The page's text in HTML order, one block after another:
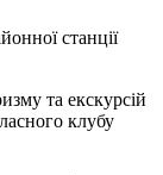
станції
та екскурсій
клубу